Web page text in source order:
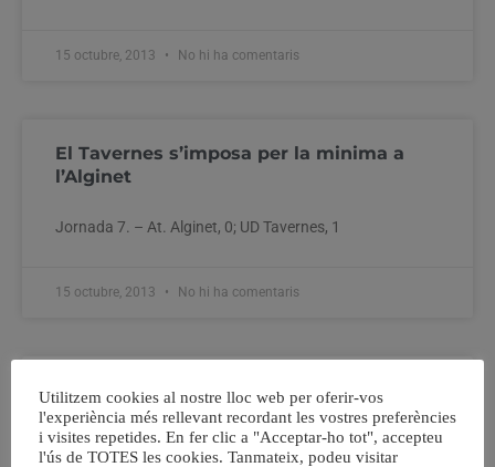
15 octubre, 2013 No hi ha comentaris
El Tavernes s’imposa per la minima a
l’Alginet
Jornada 7. – At. Alginet, 0; UD Tavernes, 1
15 octubre, 2013 No hi ha comentaris
Carcaixent conmemora el 30 aniversari
de l’agermanament amb la ciutat
francesa de Bagnols-Sur-Céz.
Utilitzem cookies al nostre lloc web per oferir-vos
l'experiència més rellevant recordant les vostres preferències
i visites repetides. En fer clic a "Acceptar-ho tot", accepteu
l'ús de TOTES les cookies. Tanmateix, podeu visitar